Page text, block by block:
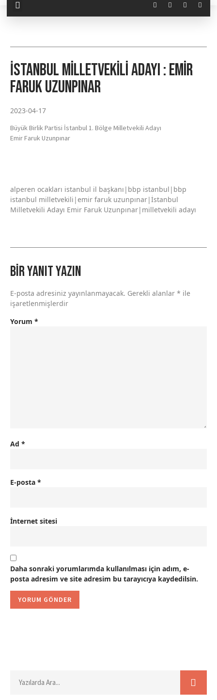
İstanbul Milletvekili Adayı : Emir
Faruk Uzunpınar
2023-04-17
Büyük Birlik Partisi İstanbul 1. Bölge Milletvekili Adayı
Emir Faruk Uzunpınar
alperen ocakları istanbul il başkanı|bbp istanbul|bbp
istanbul milletvekili|emir faruk uzunpınar|İstanbul
Milletvekili Adayı Emir Faruk Uzunpınar|milletvekili adayı
Bir yanıt yazın
E-posta adresiniz yayınlanmayacak. Gerekli alanlar * ile
işaretlenmişlerdir
Yorum *
Ad *
E-posta *
İnternet sitesi
Daha sonraki yorumlarımda kullanılması için adım, e-
posta adresim ve site adresim bu tarayıcıya kaydedilsin.